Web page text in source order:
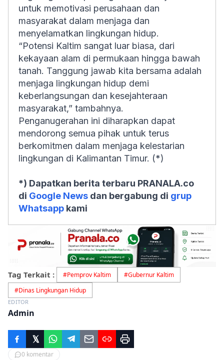
untuk memotivasi perusahaan dan
masyarakat dalam menjaga dan
menyelamatkan lingkungan hidup.
“Potensi Kaltim sangat luar biasa, dari
kekayaan alam di permukaan hingga bawah
tanah. Tanggung jawab kita bersama adalah
menjaga lingkungan hidup demi
keberlangsungan dan kesejahteraan
masyarakat,” tambahnya.
Penganugerahan ini diharapkan dapat
mendorong semua pihak untuk terus
berkomitmen dalam menjaga kelestarian
lingkungan di Kalimantan Timur. (*)
*) Dapatkan berita terbaru PRANALA.co
di Google News dan bergabung di grup
Whatsapp kami
Tag Terkait : #Pemprov Kaltim #Gubernur Kaltim
#Dinas Lingkungan Hidup
EDITOR
Admin
0 komentar